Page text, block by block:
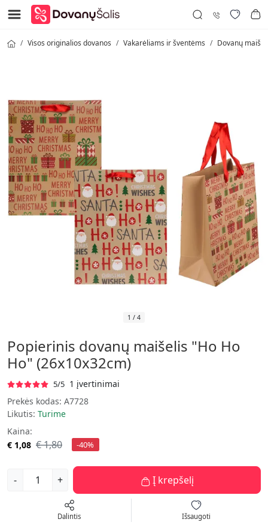
Visos originalios dovanos Vakarėliams ir šventėms Dovanų
1 / 4
Popierinis dovanų maišelis "Ho Ho
Ho" (26x10x32cm)
5/5 1 įvertinimai
Prekės kodas: A7728
Likutis: Turime
Kaina:
€ 1,08 € 1,80 -40%
- + Į krepšelį
Dalintis Išsaugoti